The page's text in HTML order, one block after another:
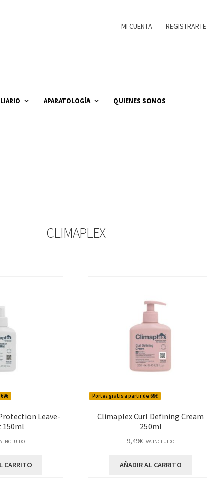
MI CUENTA REGISTRARTE
APARATOLOGÍA QUIENES SOMOS
CLIMAPLEX
Leave-
150ml
INCLUIDO
CARRITO
Portes gratis a partir de 69€
Climaplex Curl Defining Cream
250ml
9,49€ IVA INCLUIDO
AÑADIR AL CARRITO